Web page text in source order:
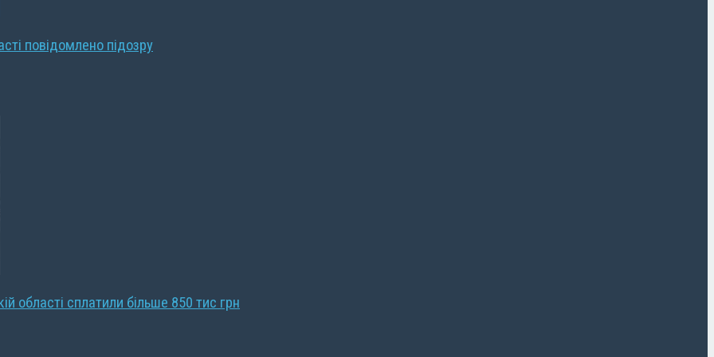
повідомлено підозру
області сплатили більше 850 тис грн